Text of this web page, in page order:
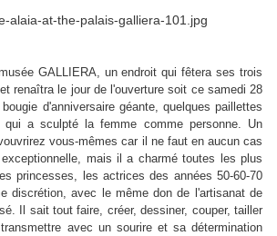
GALLIERA, un endroit qui fêtera ses trois
renaîtra le jour de l'ouverture soit ce samedi 28
d'anniversaire géante, quelques paillettes
a sculpté la femme comme personne. Un
vous-mêmes car il ne faut en aucun cas
mais il a charmé toutes les plus
princesses, les actrices des années 50-60-70
discrétion, avec le même don de l'artisanat de
Il sait tout faire, créer, dessiner, couper, tailler
avec un sourire et sa détermination